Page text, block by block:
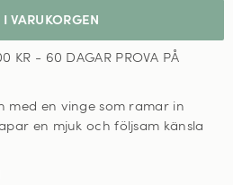
I VARUKORGEN
KR - 60 DAGAR PROVA PÅ
med en vinge som ramar in
en mjuk och följsam känsla